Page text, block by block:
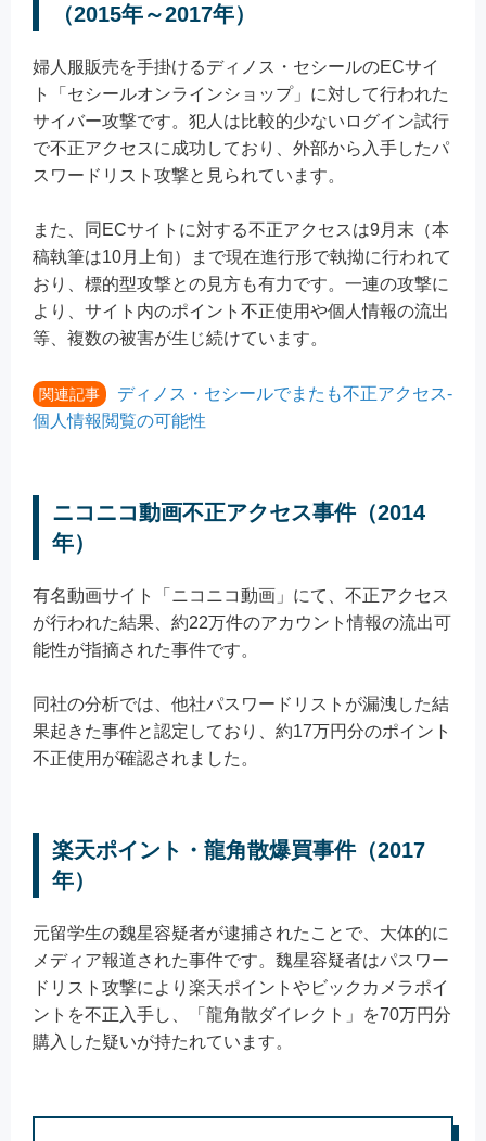
（2015年～2017年）
婦人服販売を手掛けるディノス・セシールのECサイ
ト「セシールオンラインショップ」に対して行われた
サイバー攻撃です。犯人は比較的少ないログイン試行
で不正アクセスに成功しており、外部から入手したパ
スワードリスト攻撃と見られています。
また、同ECサイトに対する不正アクセスは9月末（本
稿執筆は10月上旬）まで現在進行形で執拗に行われて
おり、標的型攻撃との見方も有力です。一連の攻撃に
より、サイト内のポイント不正使用や個人情報の流出
等、複数の被害が生じ続けています。
関連記事
ディノス・セシールでまたも不正アクセス-
個人情報閲覧の可能性
ニコニコ動画不正アクセス事件（2014
年）
有名動画サイト「ニコニコ動画」にて、不正アクセス
が行われた結果、約22万件のアカウント情報の流出可
能性が指摘された事件です。
同社の分析では、他社パスワードリストが漏洩した結
果起きた事件と認定しており、約17万円分のポイント
不正使用が確認されました。
楽天ポイント・龍角散爆買事件（2017
年）
元留学生の魏星容疑者が逮捕されたことで、大体的に
メディア報道された事件です。魏星容疑者はパスワー
ドリスト攻撃により楽天ポイントやビックカメラポイ
ントを不正入手し、「龍角散ダイレクト」を70万円分
購入した疑いが持たれています。